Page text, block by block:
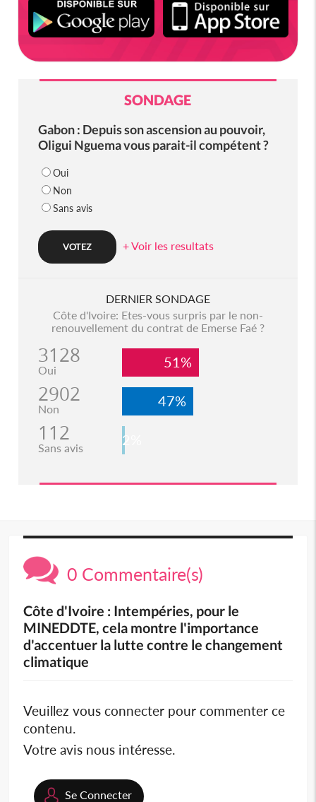
SONDAGE
Gabon : Depuis son ascension au pouvoir,
Oligui Nguema vous parait-il compétent ?
Oui
Non
Sans avis
+ Voir les resultats
DERNIER SONDAGE
Côte d'Ivoire: Etes-vous surpris par le non-
renouvellement du contrat de Emerse Faé ?
3128
Oui 51%
2902
Non 47%
112
Sans avis 2%
0 Commentaire(s)
Côte d'Ivoire : Intempéries, pour le
MINEDDTE, cela montre l'importance
d'accentuer la lutte contre le changement
climatique
Veuillez vous connecter pour commenter ce
contenu.
Votre avis nous intéresse.
Se Connecter